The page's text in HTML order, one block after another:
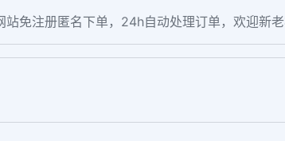
免注册匿名下单，24h自动处理订单，欢迎新老